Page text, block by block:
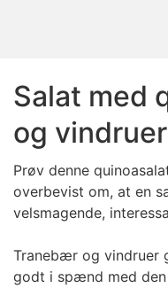
Salat med
og vindruer
Prøv denne
overbevist om, at en
velsmagende,
Tranebær og vindruer
godt i spænd med